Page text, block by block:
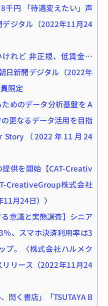
千円 「待遇変えたい」声
デジタル（2022年11月24
けれど 非正規、低賃金…
日新聞デジタル（2022年
限定
めのデータ分析基盤を A
更なるデータ活用を目指
Story（2022年11月24
提供を開始【CAT-Creativ
CreativeGroup株式会社
月24日）〉
る意識と実態調査】シニア
、スマホ決済利用率は3
プ。〈株式会社ハルメク
リリース（2022年11月24
閃く書店」「TSUTAYA B